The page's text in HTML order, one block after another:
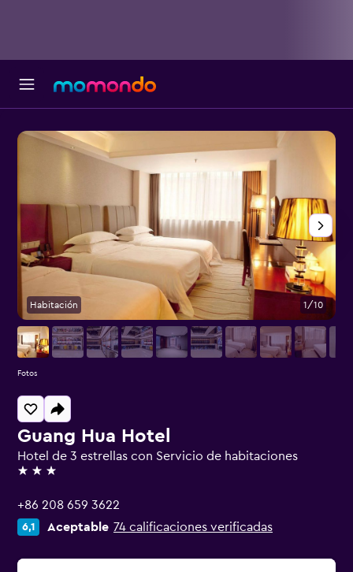
Guang Hua Hotel
Hotel de 3 estrellas con Servicio de habitaciones
3 estrellas
+86 208 659 3622
6,1 Aceptable 74 calificaciones verificadas
Habitación 1/10
Fotos